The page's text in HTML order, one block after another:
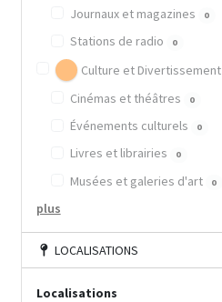
Journaux et magazines 0
Stations de radio 0
Culture et Divertissement
Cinémas et théâtres 0
Événements culturels 0
Livres et librairies 0
Musées et galeries d'art 0
plus
LOCALISATIONS
Localisations